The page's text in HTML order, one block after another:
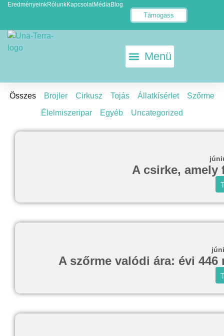
EredményeinkRólunkKapcsolatMédiaBlog
Támogass
Brojler Cirkusz Tojás Állatkísérlet
Szőrme
Élelmiszeripar
Egyéb Uncategorized
Összes
A csirke, amely
A szőrme valódi ára: évi